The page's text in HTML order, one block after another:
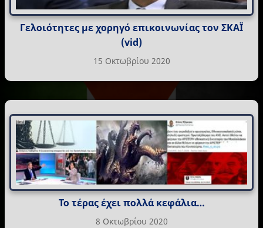
Γελοιότητες με χορηγό επικοινωνίας τον ΣΚΑΪ
(vid)
15 Οκτωβρίου 2020
Το τέρας έχει πολλά κεφάλια…
8 Οκτωβρίου 2020